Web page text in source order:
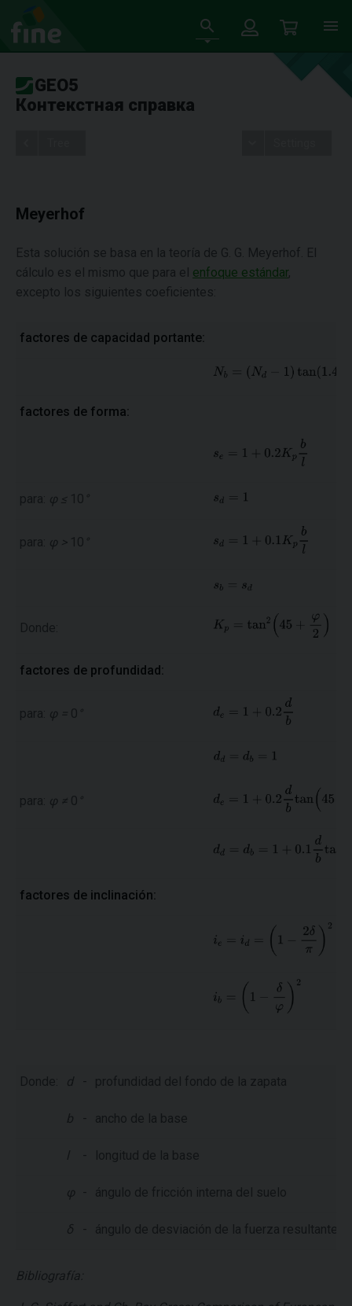
GEO5
Контекстная справка
Meyerhof
Esta solución se basa en la teoría de G. G. Meyerhof. El
cálculo es el mismo que para el enfoque estándar,
excepto los siguientes coeficientes:
factores de capacidad portante:
factores de forma:
para: φ ≤ 10
para: φ > 10
Donde:
factores de profundidad:
para: φ = 0
para: φ ≠ 0
factores de inclinación:
Donde: d - profundidad del fondo de la zapata
b - ancho de la base
l - longitud de la base
φ - ángulo de fricción interna del suelo
δ - ángulo de desviación de la fuerza resultante
Bibliografía: